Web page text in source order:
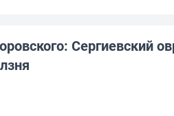
Сергиевский